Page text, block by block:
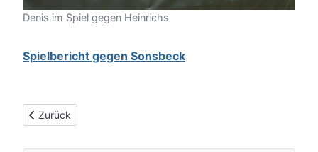
Denis im Spiel gegen Heinrichs
Spielbericht gegen Sonsbeck
Vorheriger Beitrag: Erste Mannschaft schafft den Anschluss
Zurück